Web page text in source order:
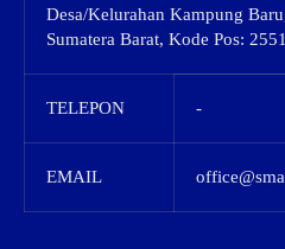
Desa/Kelurahan Kampung
Sumatera Barat, Kode Pos:
TELEPON -
EMAIL